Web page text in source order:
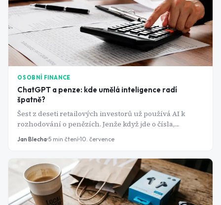
OSOBNÍ FINANCE
ChatGPT a penze: kde umělá inteligence radí
špatně?
Šest z deseti retailových investorů už používá AI k
rozhodování o penězích. Jenže když jde o čísla,
ChatGPT si je klidně vymyslí. A u důchodu se taková
Jan Blecha 5 min čtení 10. července